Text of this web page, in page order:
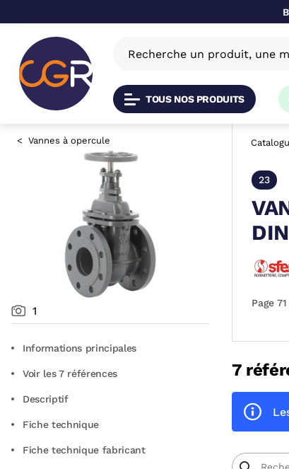
TOUS NOS PRODUITS
Vannes à opercule
1
Informations principales
Voir les 7 références
Descriptif
Fiche technique
Fiche technique fabricant
23
DIN
Page
7